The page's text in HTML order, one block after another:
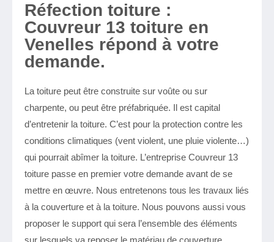
Réfection toiture :
Couvreur 13 toiture en
Venelles répond à votre
demande.
La toiture peut être construite sur voûte ou sur
charpente, ou peut être préfabriquée. Il est capital
d’entretenir la toiture. C’est pour la protection contre les
conditions climatiques (vent violent, une pluie violente…)
qui pourrait abîmer la toiture. L’entreprise Couvreur 13
toiture passe en premier votre demande avant de se
mettre en œuvre. Nous entretenons tous les travaux liés
à la couverture et à la toiture. Nous pouvons aussi vous
proposer le support qui sera l’ensemble des éléments
sur lesquels va reposer le matériau de couverture.